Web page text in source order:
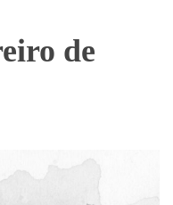
de